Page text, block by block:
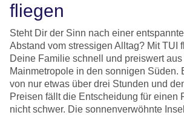
fliegen
Steht Dir der Sinn nach einer
Abstand vom stressigen Alltag? Mit TUI
Deine Familie schnell und preiswert aus
Mainmetropole in den sonnigen Süden.
von nur etwas über drei Stunden und
Preisen fällt die Entscheidung für einen
nicht schwer. Die sonnenverwöhnte